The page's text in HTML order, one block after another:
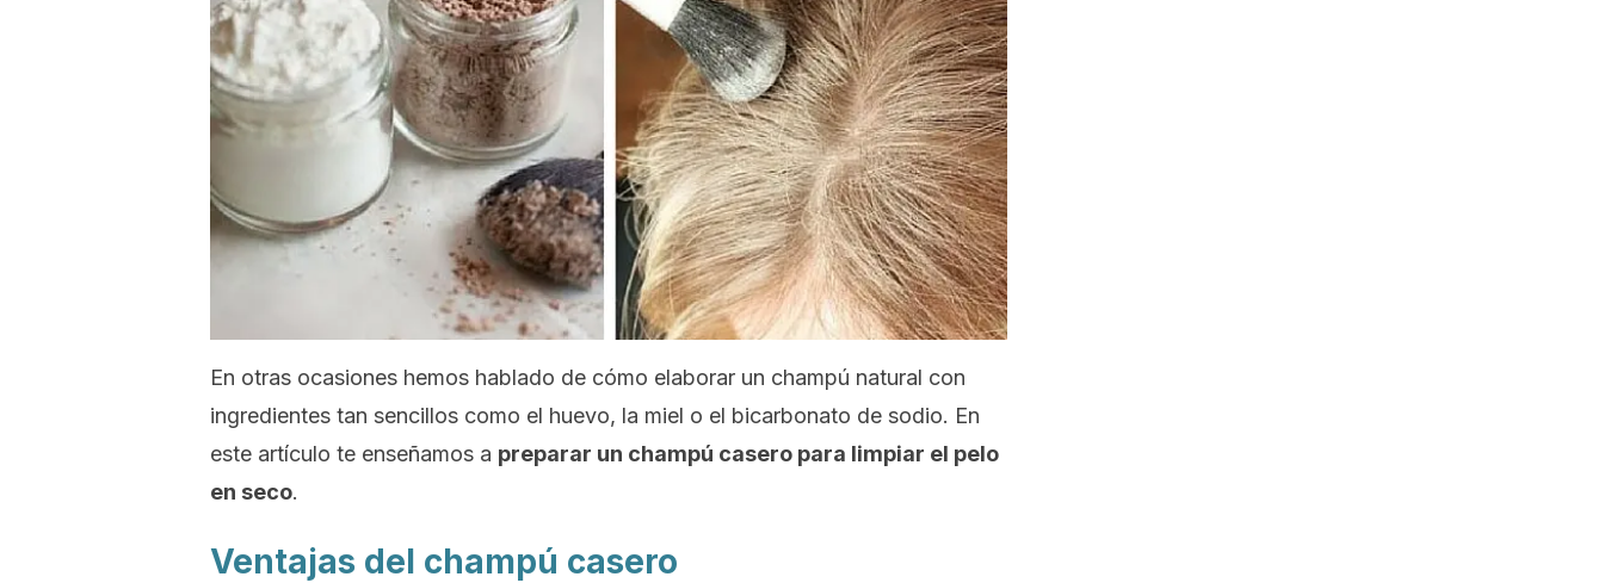
En otras ocasiones hemos hablado de cómo elaborar un champú natural con
ingredientes tan sencillos como el huevo, la miel o el bicarbonato de sodio. En
este artículo te enseñamos a preparar un champú casero para limpiar el pelo
en seco.
Ventajas del champú casero